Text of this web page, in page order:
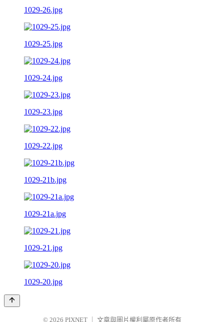
1029-26.jpg
1029-25.jpg
1029-24.jpg
1029-23.jpg
1029-22.jpg
1029-21b.jpg
1029-21a.jpg
1029-21.jpg
1029-20.jpg
© 2026 PIXNET 文章與圖片權利屬原作者所有